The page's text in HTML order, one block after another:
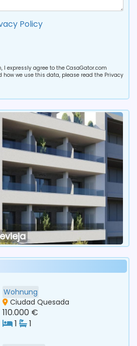
Policy
I expressly agree to the CasaGator.com
how we use this data, please read the Privacy
Wohnung
Ciudad Quesada
110.000 €
1
1